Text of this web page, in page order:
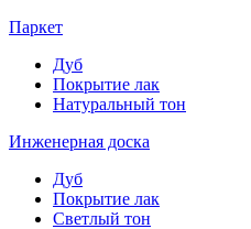
Паркет
Дуб
Покрытие лак
Натуральный тон
Инженерная доска
Дуб
Покрытие лак
Светлый тон